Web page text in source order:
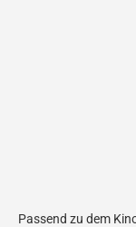
Passend zu dem